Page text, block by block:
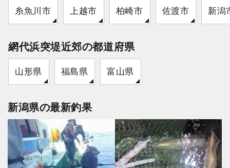
糸魚川市 上越市 柏崎市 佐渡市 新潟
網代浜突堤近郊の都道府県
山形県 福島県 富山県
新潟県の最新釣果